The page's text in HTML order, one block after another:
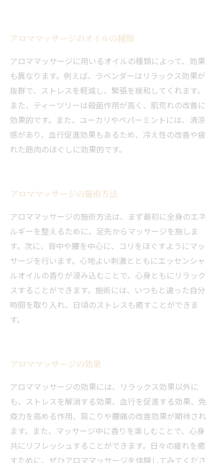
アロママッサージのオイルの種類
アロママッサージに用いるオイルの種類によって、効果
も異なります。例えば、ラベンダーはリラックス効果が
抜群で、ストレスを軽減し、緊張を緩和してくれます。
また、ティーツリーは殺菌作用が高く、肌荒れの改善に
効果的です。また、ユーカリやペパーミントには、清涼
感があり、血行促進効果もあるため、冷え性の改善や疲
れた筋肉のほぐしに効果的です。
アロママッサージの施術方法
アロママッサージの施術方法は、まず最初に全身のエネ
ルギーを整えるために、足先からマッサージを施しま
す。次に、背中や腰を中心に、コリをほぐすようにマッ
サージを行います。心地よい刺激とともにエッセンシャ
ルオイルの香りが浸み込むことで、心身ともにリラック
スすることができます。施術には、いつもと違った自分
時間を取り入れ、日頃のストレスも癒すことができま
す。
アロママッサージの効果
アロママッサージの効果には、リラックス効果以外に
も、ストレスを解消する効果、血行を促進する効果、免
疫力を高める作用、肩こりや腰痛の改善効果が期待され
ます。また、マッサージ中に香りを楽しむことで、心身
共にリフレッシュすることができます。日々の疲れを癒
すために、ぜひアロママッサージを体験してみてくださ